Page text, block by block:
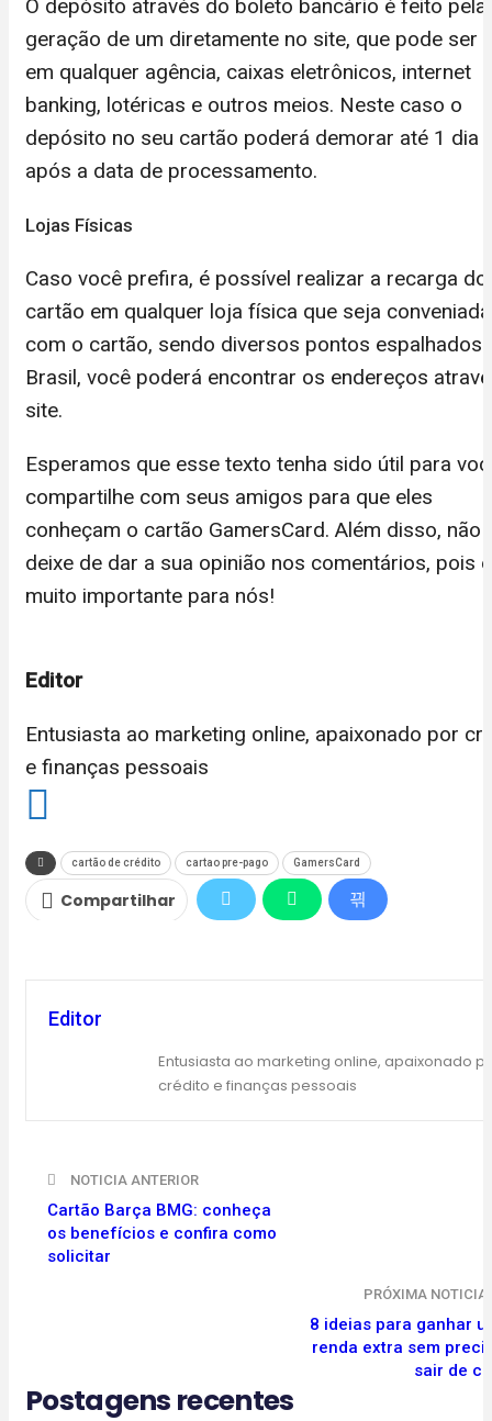
O depósito através do boleto bancário é feito pela
geração de um diretamente no site, que pode ser
em qualquer agência, caixas eletrônicos, internet
banking, lotéricas e outros meios. Neste caso o
depósito no seu cartão poderá demorar até 1 dia
após a data de processamento.
Lojas Físicas
Caso você prefira, é possível realizar a recarga do
cartão em qualquer loja física que seja conveniada
com o cartão, sendo diversos pontos espalhados
Brasil, você poderá encontrar os endereços
site.
Esperamos que esse texto tenha sido útil para
compartilhe com seus amigos para que eles
conheçam o cartão GamersCard. Além disso, não
deixe de dar a sua opinião nos comentários, pois
muito importante para nós!
Editor
Entusiasta ao marketing online, apaixonado por
e finanças pessoais
cartão de crédito cartao pre-pago GamersCard
Compartilhar
Editor
Entusiasta ao marketing online, apaixonado
crédito e finanças pessoais
NOTICIA ANTERIOR
Cartão Barça BMG: conheça
os benefícios e confira como
solicitar
PRÓXIMA NOTICIA
8 ideias para ganhar
renda extra sem
sair de
Postagens recentes